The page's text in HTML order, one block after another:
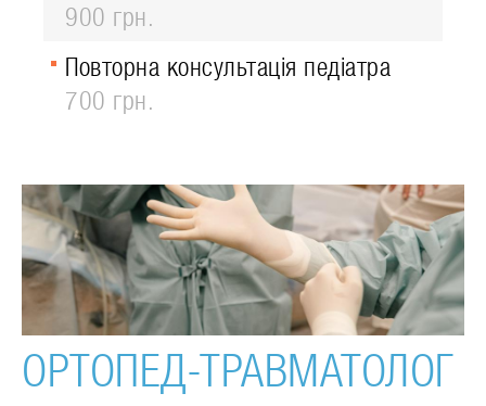
900 грн.
Повторна консультація педіатра
700 грн.
ОРТОПЕД-ТРАВМАТОЛОГ